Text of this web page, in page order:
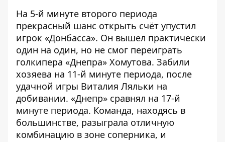
На 5-й минуте второго периода
прекрасный шанс открыть счёт упустил
игрок «Донбасса». Он вышел практически
один на один, но не смог переиграть
голкипера «Днепра» Хомутова. Забили
хозяева на 11-й минуте периода, после
удачной игры Виталия Ляльки на
добивании. «Днепр» сравнял на 17-й
минуте периода. Команда, находясь в
большинстве, разыграла отличную
комбинацию в зоне соперника, и